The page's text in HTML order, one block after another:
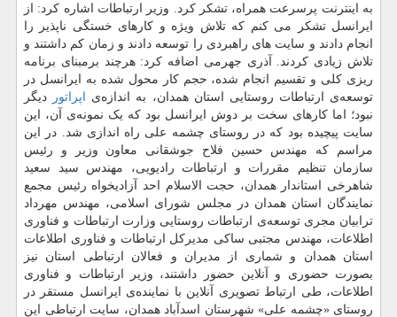
به اینترنت پرسرعت همراه، تشکر کرد. وزیر ارتباطات اشاره کرد: از
ایرانسل تشکر می کنم که تلاش ویژه و کارهای خستگی ناپذیر را
انجام دادند و سایت های راهبردی را توسعه دادند و زمان کم داشتند و
تلاش زیادی کردند. آذری جهرمی اضافه کرد: هرچند برمبنای برنامه
ریزی کلی و تقسیم انجام شده، حجم کار محول شده به ایرانسل در
توسعه‌ی ارتباطات روستایی استان همدان، به اندازه‌ی اپراتور
دیگر
نبود؛ اما کارهای سخت بر دوش ایرانسل بود که یک نمونه‌ی آن، این
سایت پیچیده بود که در روستای چشمه علی راه اندازی شد. در این
مراسم که مهندس حسین فلاح جوشقانی معاون وزیر و رئیس
سازمان تنظیم مقررات و ارتباطات رادیویی، مهندس سید سعید
شاهرخی استاندار همدان، حجت الاسلام احد آزادیخواه رئیس مجمع
نمایندگان استان همدان در مجلس شورای اسلامی، مهندس مهرداد
ترابیان مجری توسعه‌ی ارتباطات روستایی وزارت ارتباطات و فناوری
اطلاعات، مهندس مجتبی ساکی مدیرکل ارتباطات و فناوری اطلاعات
استان همدان و شماری از مدیران و فعالان ارتباطی استان نیز
بصورت حضوری و آنلاین حضور داشتند، وزیر ارتباطات و فناوری
اطلاعات، طی ارتباط تصویری آنلاین با نماینده‌ی ایرانسل مستقر در
روستای «چشمه علی» شهرستان اسدآباد همدان، سایت ارتباطی این